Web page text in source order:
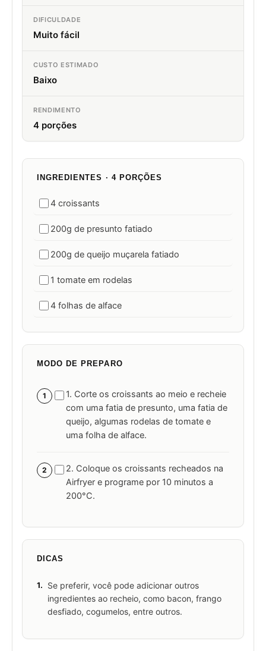
DIFICULDADE
Muito fácil
CUSTO ESTIMADO
Baixo
RENDIMENTO
4 porções
INGREDIENTES · 4 PORÇÕES
4 croissants
200g de presunto fatiado
200g de queijo muçarela fatiado
1 tomate em rodelas
4 folhas de alface
MODO DE PREPARO
1
1. Corte os croissants ao meio e recheie
com uma fatia de presunto, uma fatia de
queijo, algumas rodelas de tomate e
uma folha de alface.
2
2. Coloque os croissants recheados na
Airfryer e programe por 10 minutos a
200°C.
DICAS
1.
Se preferir, você pode adicionar outros
ingredientes ao recheio, como bacon, frango
desfiado, cogumelos, entre outros.